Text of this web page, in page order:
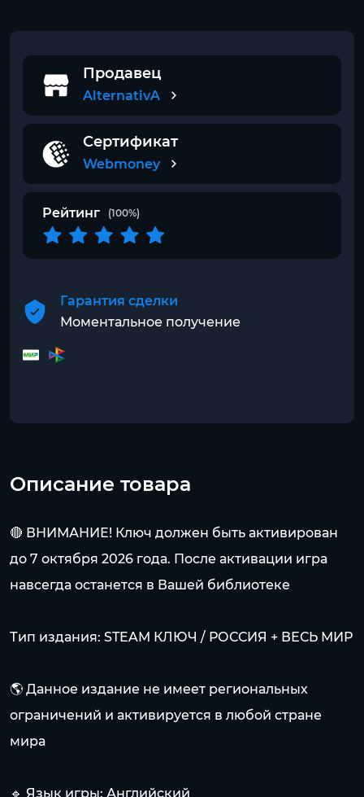
Продавец
AlternativA
Сертификат
Webmoney
Рейтинг (100%)
Гарантия сделки
Моментальное получение
Описание товара
🔴 ВНИМАНИЕ! Ключ должен быть активирован
до 7 октября 2026 года. После активации игра
навсегда останется в Вашей библиотеке
Тип издания: STEAM КЛЮЧ / РОССИЯ + ВЕСЬ МИР
🌎 Данное издание не имеет региональных
ограничений и активируется в любой стране
мира
🔹 Язык игры: Английский